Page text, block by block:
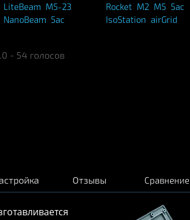
LiteBeam M5-23
NanoBeam 5ac
Rocket M2 M5 5ac
IsoStation airGrid
- 54 голосов
Отзывы Сравнение